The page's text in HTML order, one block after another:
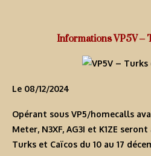
Informations VP5V –
Le 08/12/2024
Opérant sous VP5/homecalls
Meter, N3XF, AG3I et K1ZE
Turks et Caïcos du 10 au 17